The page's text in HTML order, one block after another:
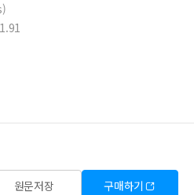
원문저장 구매하기